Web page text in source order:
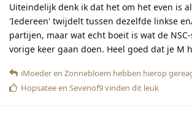
Uiteindelijk denk ik dat het om het even is
'Iedereen' twijdelt tussen dezelfde linkse
partijen, maar wat echt boeit is wat de
vorige keer gaan doen. Heel goed dat je M
iMoederen Zonnebloem hebben hierop
Hopsateeen Sevenof9vinden dit leuk